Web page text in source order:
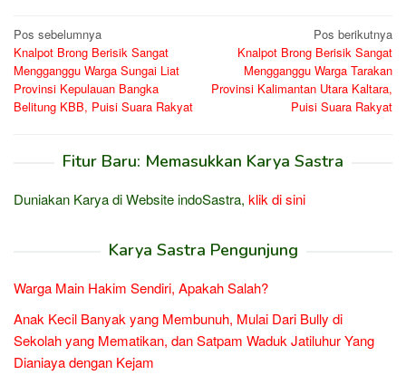
Navigasi
pos
Pos sebelumnya
Knalpot Brong Berisik Sangat
Mengganggu Warga Sungai Liat
Provinsi Kepulauan Bangka
Belitung KBB, Puisi Suara Rakyat
Pos berikutnya
Knalpot Brong Berisik Sangat
Mengganggu Warga Tarakan
Provinsi Kalimantan Utara Kaltara,
Puisi Suara Rakyat
Fitur Baru: Memasukkan Karya Sastra
Duniakan Karya di Website indoSastra, klik di sini
Karya Sastra Pengunjung
Warga Main Hakim Sendiri, Apakah Salah?
Anak Kecil Banyak yang Membunuh, Mulai Dari Bully di
Sekolah yang Mematikan, dan Satpam Waduk Jatiluhur Yang
Dianiaya dengan Kejam